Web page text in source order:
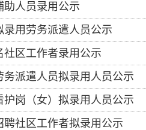
助人员录用公示
用劳务派遣人员公示
社区工作者录用公示
派遣人员拟录用人员公示
岗（女）拟录用人员公示
聘社区工作者拟录用公示